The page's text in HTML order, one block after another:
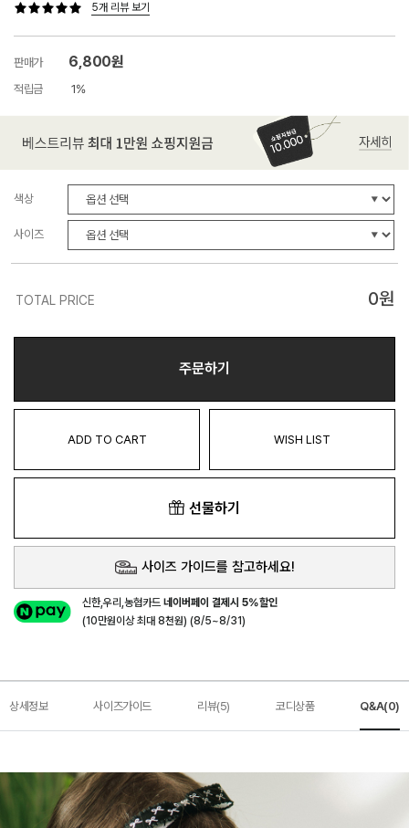
5개 리뷰 보기
판매가 6,800원
적립금 1%
색상
사이즈
TOTAL PRICE 0원
주문하기
ADD TO CART WISH LIST
선물하기
사이즈 가이드를 참고하세요!
신한,우리,농협카드네이버페이 결제시 5%할인
(10만원이상 최대 8천원) (8/5~8/31)
상세정보 사이즈가이드 리뷰(5) 코디상품 Q&A(0)